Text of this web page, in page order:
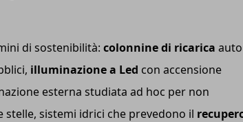
di sostenibilità: colonnine di ricarica auto
illuminazione a Led con accensione
esterna studiata ad hoc per non
sistemi idrici che prevedono il